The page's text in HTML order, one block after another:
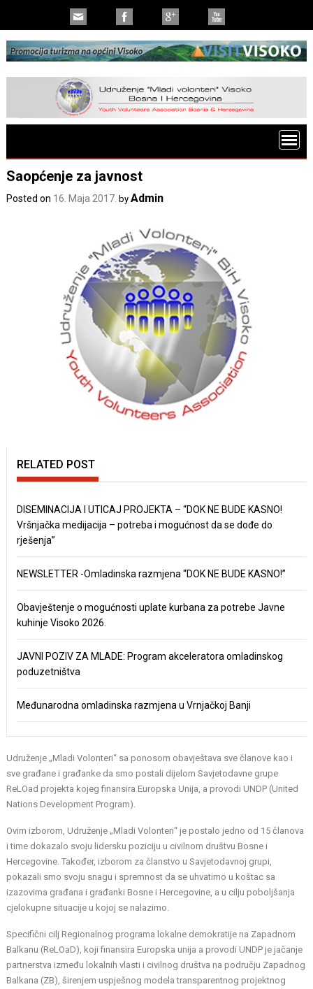
Saopćenje za javnost
Posted on 16. Maja 2017. byAdmin
RELATED POST
DISEMINACIJA I UTICAJ PROJEKTA – “DOK NE BUDE KASNO!
Vršnjačka medijacija – potreba i mogućnost da se dođe do
rješenja”
NEWSLETTER -Omladinska razmjena “DOK NE BUDE KASNO!”
Obavještenje o mogućnosti uplate kurbana za potrebe Javne
kuhinje Visoko 2026.
JAVNI POZIV ZA MLADE: Program akceleratora omladinskog
poduzetništva
Međunarodna omladinska razmjena u Vrnjačkoj Banji
Udruženje „Mladi Volonteri“ sa ponosom obavještava sve članove kao i
sve građane i građanke da smo postali dijelom Savjetodavne grupe
ReLOad projekta kojeg finansira Europska Unija, a provodi UNDP (United
Nations Development Program).
Ovim izborom, Udruženje „Mladi Volonteri“ je postalo jedno od 15 članova
i time dokazalo svoju lidersku poziciju u civilnom društvu Bosne i
Hercegovine. Također, izborom za članstvo u Savjetodavnoj grupi,
pokazali smo svoju snagu i spremnost da se uhvatimo u koštac sa
izazovima građana i građanki Bosne i Hercegovine, a u cilju poboljšanja
cjelokupne situacije u kojoj se nalazimo.
Specifični cilj Regionalnog programa lokalne demokratije na Zapadnom
Balkanu (ReLOaD), koji finansira Europska unija a provodi UNDP je jačanje
partnerstva između lokalnih vlasti i civilnog društva na području Zapadnog
Balkana (ZB), širenjem uspješnog modela transparentnog projektnog